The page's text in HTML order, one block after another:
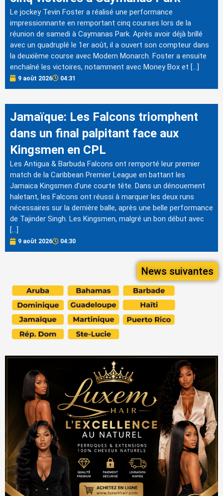
Le jockey Tevin Foster a réalisé une performance
impressionnante en remportant cinq courses lors de la
réunion de samedi à Caymanas Park. Après avoir déjà brillé
avec un quadruplé le 1er août, il a ouvert son compteur dans
la deuxième course avec Modern Monarch. Foster a ensuite
enchaîné les victoires, notamment avec Money Box et […]
9 août 2026 04:31
Jamaïque: Les Falcons triomphent
dans un final palpitant face aux
Kingsmen en CPL
Les Antigua & Barbuda Falcons ont remporté leur premier
match de la Caribbean Premier League en battant les
Jamaica Kingsmen d'une courte tête. Dans un dénouement
haletant, les Falcons ont réussi à marquer les deux runs
nécessaires sur la dernière balle, après une belle performance
de Tajinder Singh. Les Kingsmen, malgré un bon début avec
[…]
9 août 2026 04:30
News suivantes